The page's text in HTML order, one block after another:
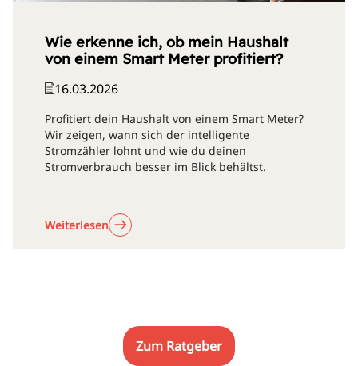
Wie erkenne ich, ob mein Haushalt
von einem Smart Meter profitiert?
16.03.2026
Profitiert dein Haushalt von einem Smart Meter?
Wir zeigen, wann sich der intelligente
Stromzähler lohnt und wie du deinen
Stromverbrauch besser im Blick behältst.
Weiterlesen
Zum Ratgeber